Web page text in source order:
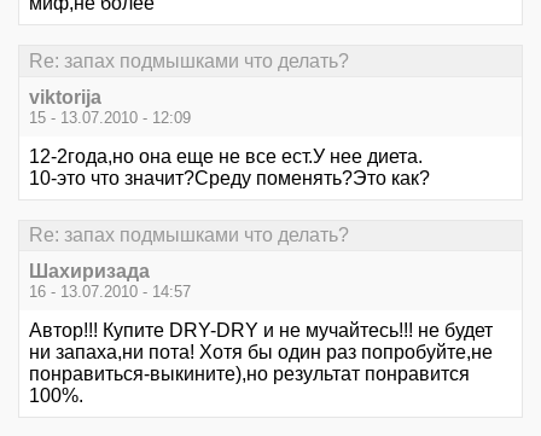
Re: запах подмышками что делать?
viktorija
15 - 13.07.2010 - 12:09
12-2года,но она еще не все ест.У нее диета.
10-это что значит?Среду поменять?Это как?
Re: запах подмышками что делать?
Шахиризада
16 - 13.07.2010 - 14:57
Автор!!! Купите DRY-DRY и не мучайтесь!!! не будет
ни запаха,ни пота! Хотя бы один раз попробуйте,не
понравиться-выкините),но результат понравится
100%.